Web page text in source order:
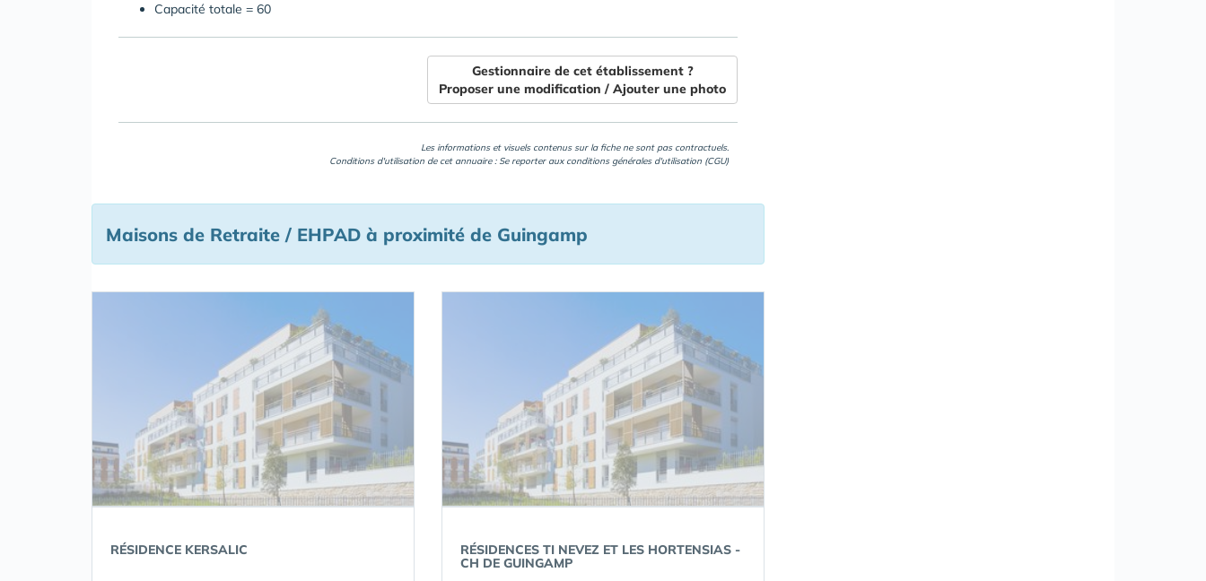
Capacité totale = 60
Gestionnaire de cet établissement ?
Proposer une modification / Ajouter une photo
Les informations et visuels contenus sur la fiche ne sont pas contractuels.
Conditions d'utilisation de cet annuaire : Se reporter aux conditions générales d'utilisation (CGU)
Maisons de Retraite / EHPAD à proximité de Guingamp
RÉSIDENCE KERSALIC
RÉSIDENCES TI NEVEZ ET LES HORTENSIAS -
CH DE GUINGAMP